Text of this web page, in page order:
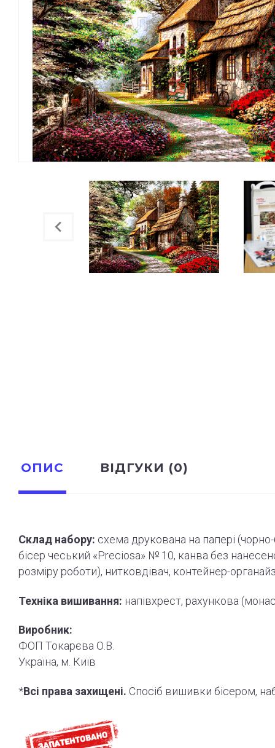
ОПИС ВІДГУКИ (0)
Склад набору: схема друкована на папері (чорно
бісер чеський «Preciosa» № 10, канва без
розміру роботи), нитковдівач, контейнер-
Техніка вишивання: напівхрест, рахункова
Виробник:
ФОП Токарєва О.В.
Україна, м. Київ
*Всі права захищені. Спосіб вишивки бісером,